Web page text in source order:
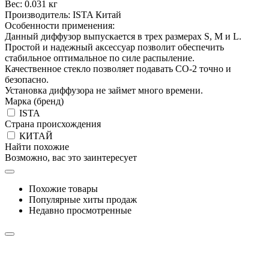
Вес: 0.031 кг
Производитель: ISTA Китай
Особенности применения:
Данный диффузор выпускается в трех размерах S, M и L.
Простой и надежный аксессуар позволит обеспечить
стабильное оптимальное по силе распыление.
Качественное стекло позволяет подавать СО-2 точно и
безопасно.
Установка диффузора не займет много времени.
Марка (бренд)
ISTA
Страна происхождения
КИТАЙ
Найти похожие
Возможно, вас это заинтересует
Похожие товары
Популярные хиты продаж
Недавно просмотренные